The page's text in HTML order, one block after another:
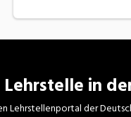
in
Lehrstellenportal der